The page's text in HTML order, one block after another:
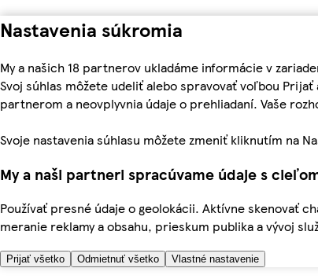
Nastavenia súkromia
My a našich 18 partnerov ukladáme informácie v
Svoj súhlas môžete udeliť alebo spravovať voľbou
partnerom a neovplyvnia údaje o prehliadaní. Vaše
Svoje nastavenia súhlasu môžete zmeniť kliknutím na
My a naši partneri spracúvame údaje s
Používať presné údaje o geolokácii. Aktívne skenovať
meranie reklamy a obsahu, prieskum publika a vývoj
Prijať všetko Odmietnuť všetko Vlastné nastavenie